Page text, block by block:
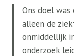
Ons doel
alleen de
onmiddellijk
onderzoek